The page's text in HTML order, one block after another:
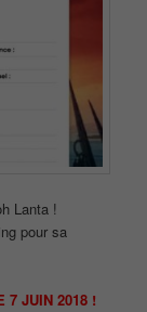
Lanta !
pour sa
7 JUIN 2018 !